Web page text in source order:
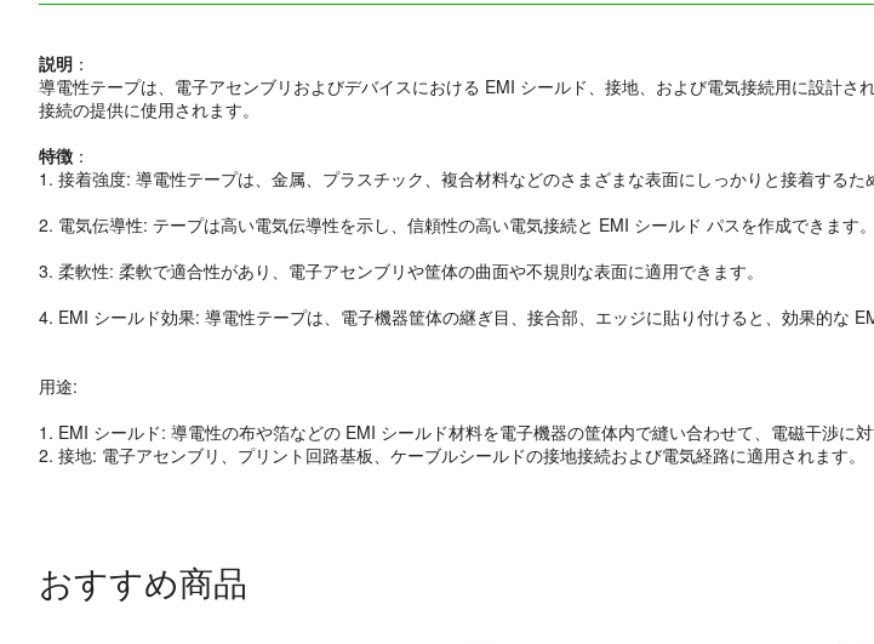
説明 ：
導電性テープは、電子アセンブリおよびデバイスにおける EMI シールド、接地、および電気接続用に設計
接続の提供に使用されます。
特徴 ：
1. 接着強度: 導電性テープは、金属、プラスチック、複合材料などのさまざまな表面にしっかりと接着するた
2. 電気伝導性: テープは高い電気伝導性を示し、信頼性の高い電気接続と EMI シールド パスを作成できます。
3. 柔軟性: 柔軟で適合性があり、電子アセンブリや筐体の曲面や不規則な表面に適用できます。
4. EMI シールド効果: 導電性テープは、電子機器筐体の継ぎ目、接合部、エッジに貼り付けると、効果的な
用途:
1. EMI シールド: 導電性の布や箔などの EMI シールド材料を電子機器の筐体内で縫い合わせて、電磁干渉に
2. 接地: 電子アセンブリ、プリント回路基板、ケーブルシールドの接地接続および電気経路に適用されます。
おすすめ商品